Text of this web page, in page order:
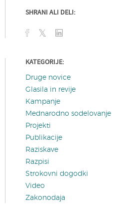
SHRANI ALI DELI:
KATEGORIJE:
Druge novice
Glasila in revije
Kampanje
Mednarodno sodelovanje
Projekti
Publikacije
Raziskave
Razpisi
Strokovni dogodki
Video
Zakonodaja